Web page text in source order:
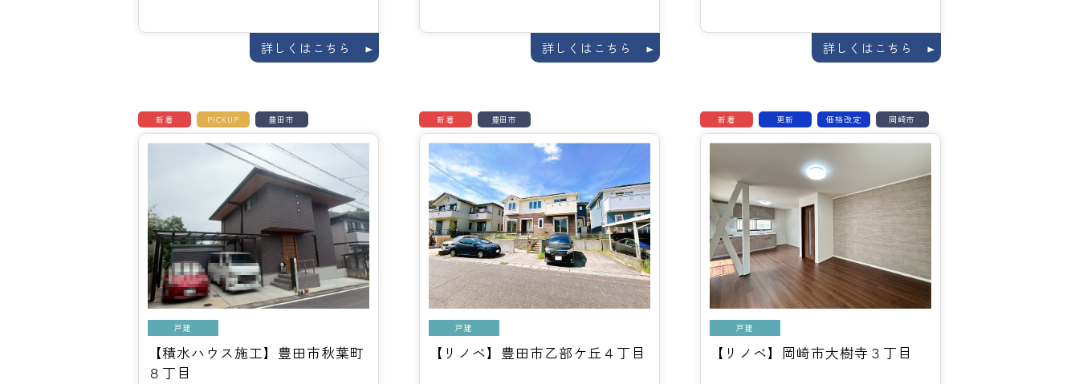
詳しくはこちら 詳しくはこちら 詳しくはこちら
新着 PICKUP 豊田市
戸建
【積水ハウス施工】豊田市秋葉町
８丁目
新着 豊田市
戸建
【リノベ】豊田市乙部ケ丘４丁目
新着 更新 価格改定 岡崎市
戸建
【リノベ】岡崎市大樹寺３丁目